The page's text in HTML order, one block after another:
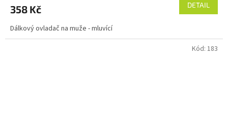
358 Kč DETAIL
Dálkový ovladač na muže - mluvící
Kód: 183